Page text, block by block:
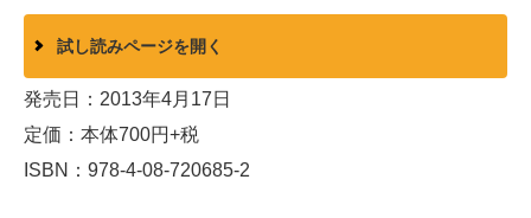
試し読みページを開く
発売日：2013年4月17日
定価：本体700円+税
ISBN：978-4-08-720685-2